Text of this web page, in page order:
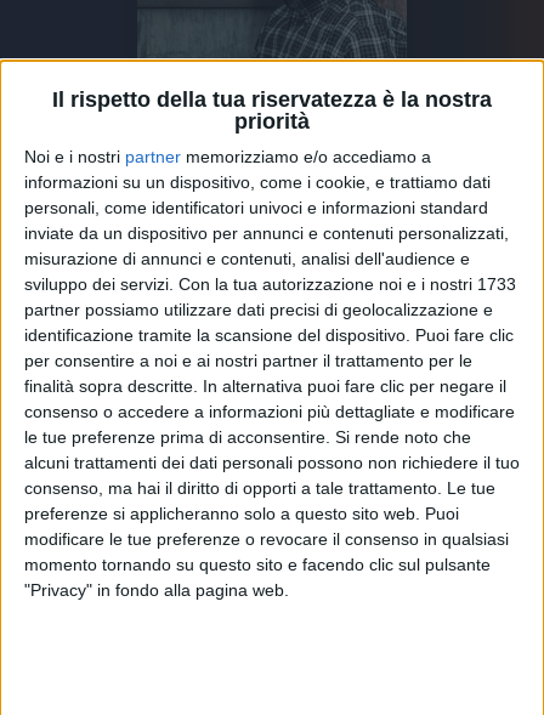
Il rispetto della tua riservatezza è la nostra
priorità
Noi e i nostri partner memorizziamo e/o accediamo a
informazioni su un dispositivo, come i cookie, e trattiamo dati
personali, come identificatori univoci e informazioni standard
inviate da un dispositivo per annunci e contenuti personalizzati,
misurazione di annunci e contenuti, analisi dell'audience e
sviluppo dei servizi. Con la tua autorizzazione noi e i nostri 1733
partner possiamo utilizzare dati precisi di geolocalizzazione e
identificazione tramite la scansione del dispositivo. Puoi fare clic
per consentire a noi e ai nostri partner il trattamento per le
finalità sopra descritte. In alternativa puoi fare clic per negare il
consenso o accedere a informazioni più dettagliate e modificare
le tue preferenze prima di acconsentire. Si rende noto che
alcuni trattamenti dei dati personali possono non richiedere il tuo
consenso, ma hai il diritto di opporti a tale trattamento. Le tue
preferenze si applicheranno solo a questo sito web. Puoi
modificare le tue preferenze o revocare il consenso in qualsiasi
momento tornando su questo sito e facendo clic sul pulsante
"Privacy" in fondo alla pagina web.
Eros Ramazzotti ci ha aggiunto un cuore.